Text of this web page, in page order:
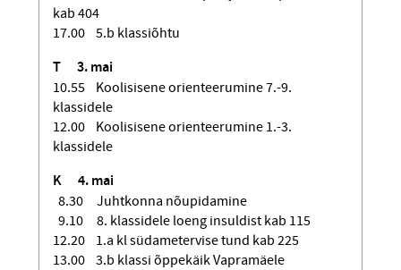
kab 404
17.00 5.b klassiõhtu
T 3. mai
10.55 Koolisisene orienteerumine 7.-9.
klassidele
12.00 Koolisisene orienteerumine 1.-3.
klassidele
K 4. mai
8.30 Juhtkonna nõupidamine
9.10 8. klassidele loeng insuldist kab 115
12.20 1.a kl südametervise tund kab 225
13.00 3.b klassi õppekäik Vapramäele